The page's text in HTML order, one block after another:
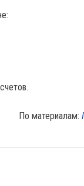
По материалам: